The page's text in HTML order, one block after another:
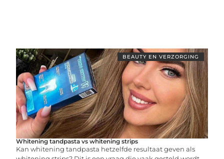
BEAUTY EN VERZORGING
Whitening tandpasta vs whitening strips
Kan whitening tandpasta hetzelfde resultaat geven als